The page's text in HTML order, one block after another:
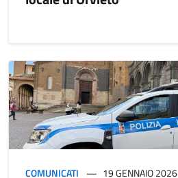
COMUNICATI 19 GENNAIO 2026